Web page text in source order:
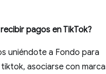
pagos en TikTok?
uniéndote a Fondo para
asociarse con